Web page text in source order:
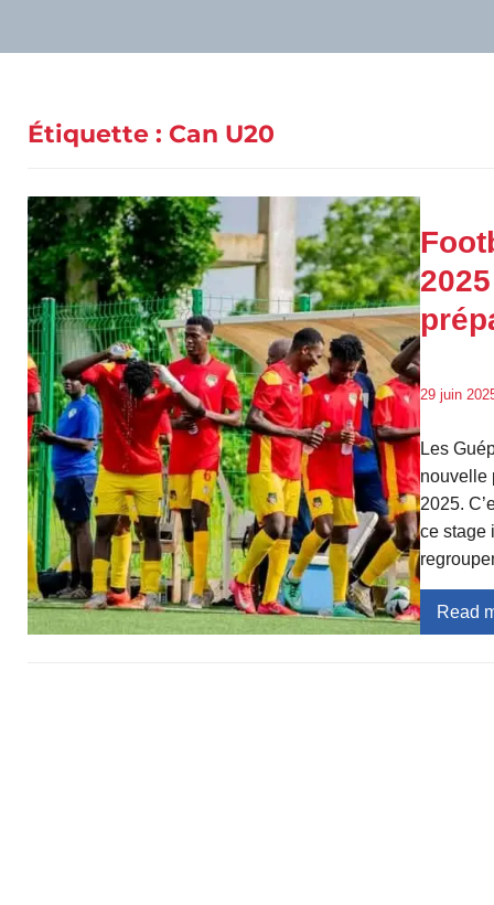
Étiquette : Can U20
29 juin
Les
nouvelle
2025.
ce stage
Read